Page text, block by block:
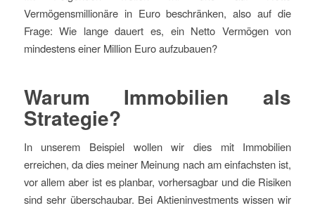
Vermögensmillionäre in Euro beschränken, also auf die
Frage: Wie lange dauert es, ein Netto Vermögen von
mindestens einer Million Euro aufzubauen?
Warum Immobilien als
Strategie?
In unserem Beispiel wollen wir dies mit Immobilien
erreichen, da dies meiner Meinung nach am einfachsten ist,
vor allem aber ist es planbar, vorhersagbar und die Risiken
sind sehr überschaubar. Bei Aktieninvestments wissen wir